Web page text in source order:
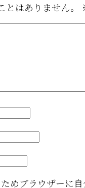
はありません。
めブラウザーに